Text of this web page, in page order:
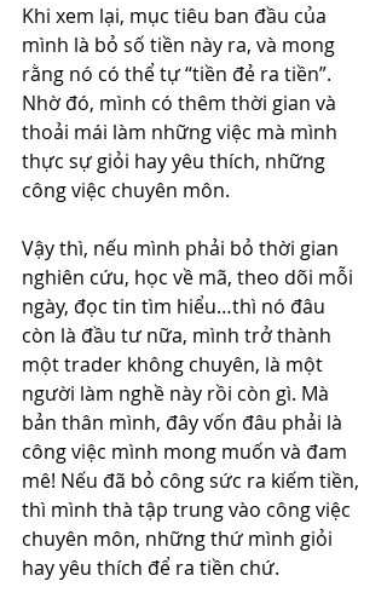
Khi xem lại, mục tiêu ban đầu của
mình là bỏ số tiền này ra, và mong
rằng nó có thể tự “tiền đẻ ra tiền”.
Nhờ đó, mình có thêm thời gian và
thoải mái làm những việc mà mình
thực sự giỏi hay yêu thích, những
công việc chuyên môn.
Vậy thì, nếu mình phải bỏ thời gian
nghiên cứu, học về mã, theo dõi mỗi
ngày, đọc tin tìm hiểu…thì nó đâu
còn là đầu tư nữa, mình trở thành
một trader không chuyên, là một
người làm nghề này rồi còn gì. Mà
bản thân mình, đây vốn đâu phải là
công việc mình mong muốn và đam
mê! Nếu đã bỏ công sức ra kiếm tiền,
thì mình thà tập trung vào công việc
chuyên môn, những thứ mình giỏi
hay yêu thích để ra tiền chứ.